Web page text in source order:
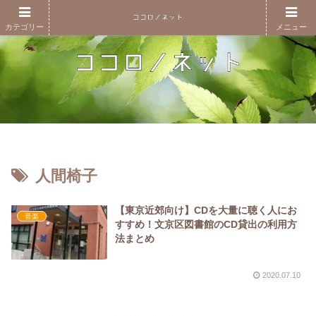
人間椅子
音楽
【東京近郊向け】CDを大量に聴く人にお
すすめ！文京区図書館のCD貸出の利用方
法まとめ
2020.07.10
カテゴリー メニュー